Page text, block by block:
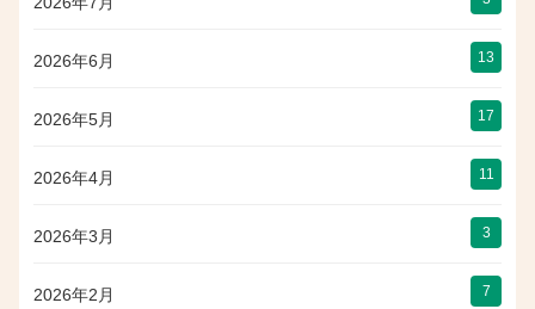
2026年6月 13
2026年5月 17
2026年4月 11
2026年3月 3
2026年2月 7